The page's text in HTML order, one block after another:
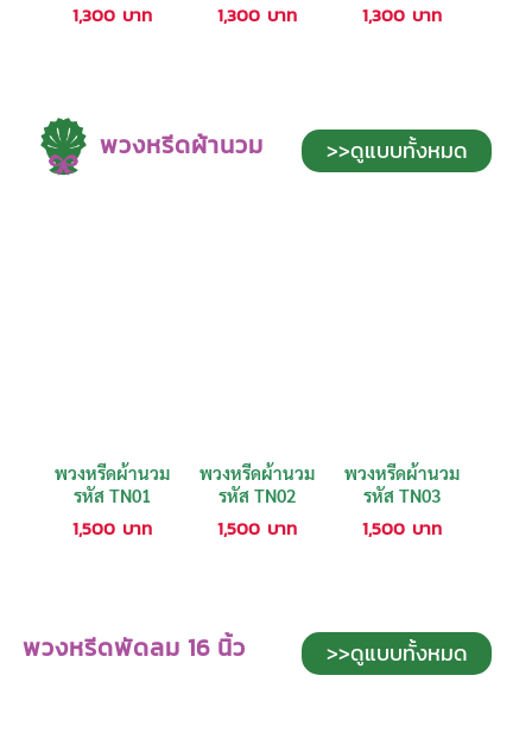
1,300 บาท 1,300 บาท 1,300 บาท
พวงหรีดผ้านวม >>ดูแบบทั้งหมด
พวงหรีดผ้านวม
รหัส TN01
1,500 บาท
พวงหรีดผ้านวม
รหัส TN02
1,500 บาท
พวงหรีดผ้านวม
รหัส TN03
1,500 บาท
พวงหรีดพัดลม 16 นิ้ว >>ดูแบบทั้งหมด